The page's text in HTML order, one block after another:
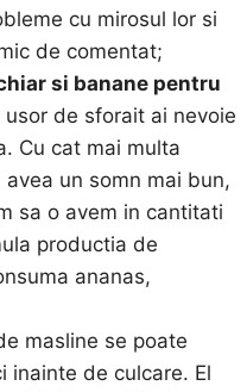
cu mirosul lor si
de comentat;
si banane pentru
usor de sforait ai nevoie
Cu cat mai multa
un somn mai bun,
sa o avem in cantitati
productia de
ananas,
masline se poate
inainte de culcare. El